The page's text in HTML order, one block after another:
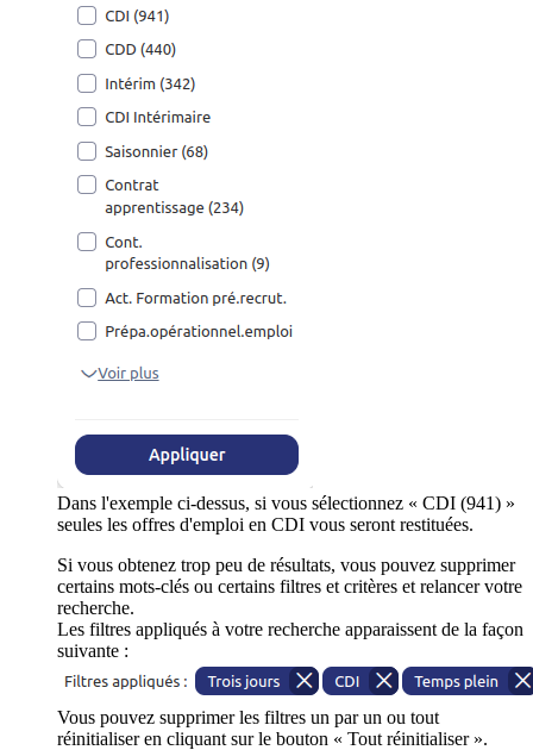
Dans l'exemple ci-dessus, si vous sélectionnez « CDI (941) »
seules les offres d'emploi en CDI vous seront restituées.
Si vous obtenez trop peu de résultats, vous pouvez supprimer
certains mots-clés ou certains filtres et critères et relancer votre
recherche.
Les filtres appliqués à votre recherche apparaissent de la façon
suivante :
Vous pouvez supprimer les filtres un par un ou tout
réinitialiser en cliquant sur le bouton « Tout réinitialiser ».